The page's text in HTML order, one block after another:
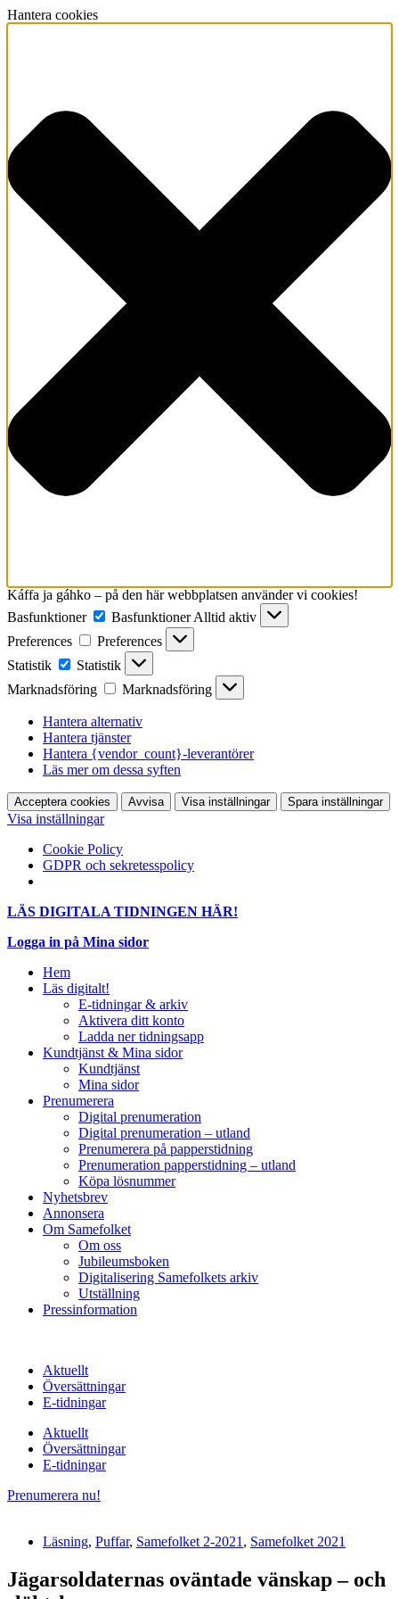
Hantera cookies
Káffa ja gáhko – på den här webbplatsen använder vi cookies!
Basfunktioner
Basfunktioner Alltid aktiv
Preferences
Preferences
Statistik
Statistik
Marknadsföring
Marknadsföring
Hantera alternativ
Hantera tjänster
Hantera {vendor_count}-leverantörer
Läs mer om dessa syften
Acceptera cookies Avvisa Visa inställningar Spara inställningar
Visa inställningar
Cookie Policy
GDPR och sekretesspolicy
LÄS DIGITALA TIDNINGEN HÄR!
Logga in på Mina sidor
Hem
Läs digitalt!
E-tidningar & arkiv
Aktivera ditt konto
Ladda ner tidningsapp
Kundtjänst & Mina sidor
Kundtjänst
Mina sidor
Prenumerera
Digital prenumeration
Digital prenumeration – utland
Prenumerera på papperstidning
Prenumeration papperstidning – utland
Köpa lösnummer
Nyhetsbrev
Annonsera
Om Samefolket
Om oss
Jubileumsboken
Digitalisering Samefolkets arkiv
Utställning
Pressinformation
Aktuellt
Översättningar
E-tidningar
Aktuellt
Översättningar
E-tidningar
Prenumerera nu!
Läsning, Puffar, Samefolket 2-2021 , Samefolket 2021
Jägarsoldaternas oväntade vänskap – och